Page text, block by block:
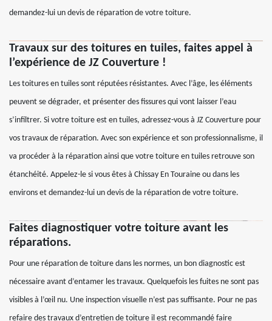
demandez-lui un devis de réparation de votre toiture.
Travaux sur des toitures en tuiles, faites appel à
l’expérience de JZ Couverture !
Les toitures en tuiles sont réputées résistantes. Avec l’âge, les éléments
peuvent se dégrader, et présenter des fissures qui vont laisser l’eau
s’infiltrer. Si votre toiture est en tuiles, adressez-vous à JZ Couverture pour
vos travaux de réparation. Avec son expérience et son professionnalisme, il
va procéder à la réparation ainsi que votre toiture en tuiles retrouve son
étanchéité. Appelez-le si vous êtes à Chissay En Touraine ou dans les
environs et demandez-lui un devis de la réparation de votre toiture.
Faites diagnostiquer votre toiture avant les
réparations.
Pour une réparation de toiture dans les normes, un bon diagnostic est
nécessaire avant d’entamer les travaux. Quelquefois les fuites ne sont pas
visibles à l’œil nu. Une inspection visuelle n’est pas suffisante. Pour ne pas
refaire des travaux d’entretien de toiture il est recommandé faire